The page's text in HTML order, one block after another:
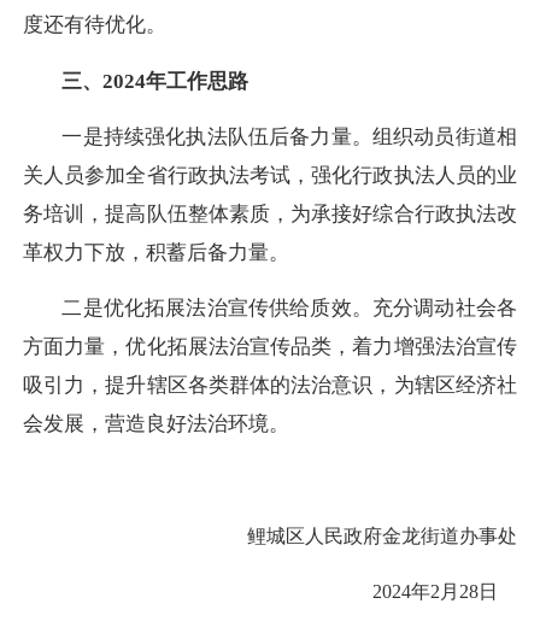
度还有待优化。
三、2024年工作思路
一是持续强化执法队伍后备力量。 组织动员街道相
关人员参加全省行政执法考试，强化行政执法人员的业
务培训，提高队伍整体素质，为承接好综合行政执法改
革权力下放，积蓄后备力量。
二是优化拓展法治宣传供给质效。 充分调动社会各
方面力量，优化拓展法治宣传品类，着力增强法治宣传
吸引力，提升辖区各类群体的法治意识，为辖区经济社
会发展，营造良好法治环境。
鲤城区人民政府金龙街道办事处
2024年2月28日